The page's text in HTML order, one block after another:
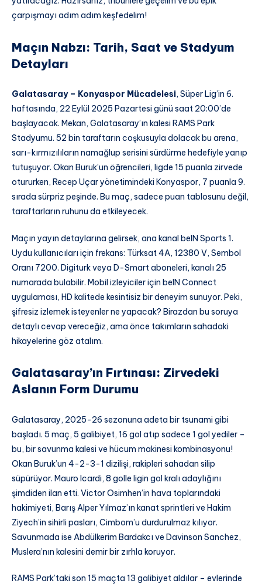
çarpışmayı adım adım keşfedelim!
Maçın Nabzı: Tarih, Saat ve Stadyum
Detayları
Galatasaray – Konyaspor Mücadelesi, Süper Lig’in 6.
haftasında, 22 Eylül 2025 Pazartesi günü saat 20:00’de
başlayacak. Mekan, Galatasaray’ın kalesi RAMS Park
Stadyumu. 52 bin taraftarın coşkusuyla dolacak bu arena,
sarı-kırmızılıların namağlup serisini sürdürme hedefiyle yanıp
tutuşuyor. Okan Buruk’un öğrencileri, ligde 15 puanla zirvede
otururken, Recep Uçar yönetimindeki Konyaspor, 7 puanla 9.
sırada sürpriz peşinde. Bu maç, sadece puan tablosunu değil,
taraftarların ruhunu da etkileyecek.
Maçın yayın detaylarına gelirsek, ana kanal beIN Sports 1.
Uydu kullanıcıları için frekans: Türksat 4A, 12380 V, Sembol
Oranı 7200. Digiturk veya D-Smart aboneleri, kanalı 25
numarada bulabilir. Mobil izleyiciler için beIN Connect
uygulaması, HD kalitede kesintisiz bir deneyim sunuyor. Peki,
şifresiz izlemek isteyenler ne yapacak? Birazdan bu soruya
detaylı cevap vereceğiz, ama önce takımların sahadaki
hikayelerine göz atalım.
Galatasaray’ın Fırtınası: Zirvedeki
Aslanın Form Durumu
Galatasaray, 2025-26 sezonuna adeta bir tsunami gibi
başladı. 5 maç, 5 galibiyet, 16 gol atıp sadece 1 gol yediler –
bu, bir savunma kalesi ve hücum makinesi kombinasyonu!
Okan Buruk’un 4-2-3-1 dizilişi, rakipleri sahadan silip
süpürüyor. Mauro Icardi, 8 golle ligin gol kralı adaylığını
şimdiden ilan etti. Victor Osimhen’in hava toplarındaki
hakimiyeti, Barış Alper Yılmaz’ın kanat sprintleri ve Hakim
Ziyech’in sihirli pasları, Cimbom’u durdurulmaz kılıyor.
Savunmada ise Abdülkerim Bardakcı ve Davinson Sanchez,
Muslera’nın kalesini demir bir zırhla koruyor.
RAMS Park’taki son 15 maçta 13 galibiyet aldılar – evlerinde